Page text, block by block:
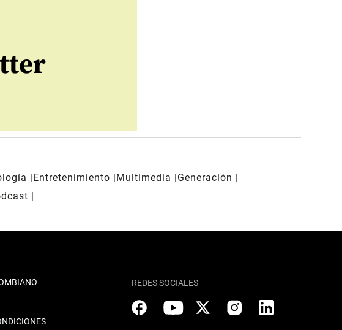
Entretenimiento Multimedia
Generación
REDES SOCIALES